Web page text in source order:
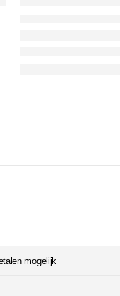
mogelijk